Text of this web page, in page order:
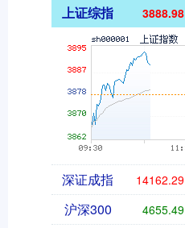
上证综指 3888.98
深证成指 14162.29
沪深300 4655.49